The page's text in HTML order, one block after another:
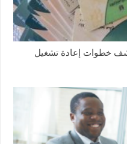
خطوات إعادة تشغيل